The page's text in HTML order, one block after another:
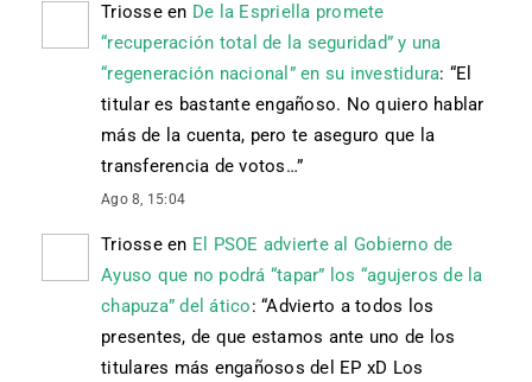
Triosseen De la Espriella promete
“recuperación total de la seguridad” y una
“regeneración nacional” en su investidura: “El
titular es bastante engañoso. No quiero hablar
más de la cuenta, pero te aseguro que la
transferencia de votos…”
Ago 8, 15:04
Triosseen El PSOE advierte al Gobierno de
Ayuso que no podrá “tapar” los “agujeros de la
chapuza” del ático: “Advierto a todos los
presentes, de que estamos ante uno de los
titulares más engañosos del EP xD Los